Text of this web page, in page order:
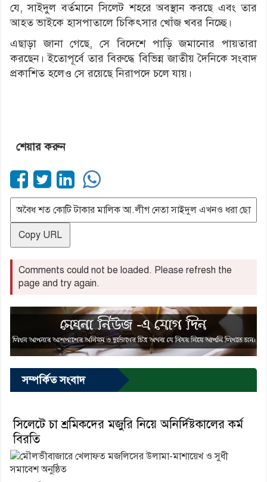
যে, সাইদুল বর্তমানে সিলেট শহরে অবস্থান করছে এবং তার
আহত ভাইকে হাসপাতালে চিকিৎসার খোঁজ খবর নিচ্ছে।
এছাড়া জানা গেছে, সে বিদেশে পাড়ি জমানোর পায়তারা
করছেন। ইতোপূর্বে তার বিরুদ্ধে বিভিন্ন জাতীয় দৈনিকে সংবাদ
প্রকাশিত হলেও সে রয়েছে নিরাপদে চলে যায়।
শেয়ার করুন
Copy URL
Comments could not be loaded. Please refresh the
page and try again.
সম্পর্কিত সংবাদ
সিলেটে চা শ্রমিকদের মজুরি নিয়ে অনির্দিষ্টকালের কর্ম
বিরতি